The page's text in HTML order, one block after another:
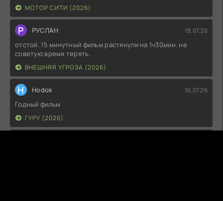
МОТОР СИТИ (2026)
Р РУСЛАН 18.07.26
отстой. 15 минутный фильм растянули на 1ч30мин. не
советую время терять.
ВНЕШНЯЯ УГРОЗА (2026)
H Hodok 16.07.26
Годный фильм
ГУРУ (2026)